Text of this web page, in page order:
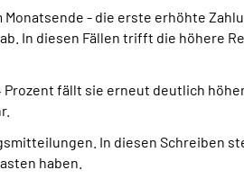
- die erste erhöhte
In diesen Fällen trifft die höhere
fällt sie erneut deutlich
In diesen Schreiben
haben.